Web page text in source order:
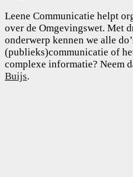
Leene Communicatie helpt
over de Omgevingswet. Met
onderwerp kennen we alle
(publieks)communicatie of
complexe informatie? Neem
Buijs.